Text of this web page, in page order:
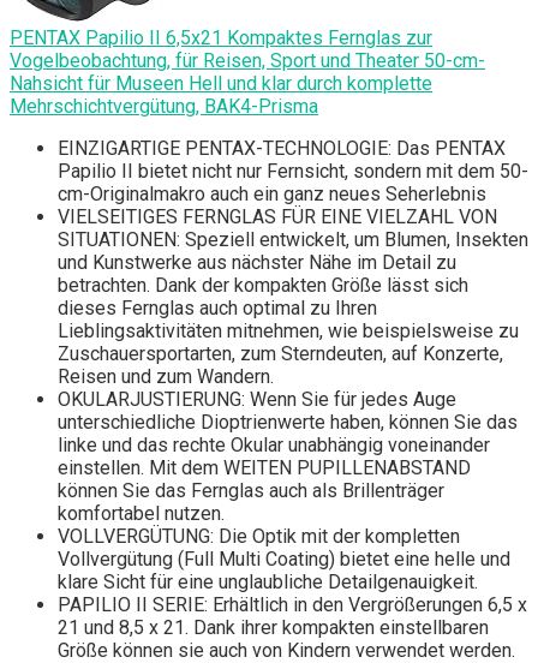
PENTAX Papilio II 6,5x21 Kompaktes Fernglas zur
Vogelbeobachtung, für Reisen, Sport und Theater 50-cm-
Nahsicht für Museen Hell und klar durch komplette
Mehrschichtvergütung, BAK4-Prisma
EINZIGARTIGE PENTAX-TECHNOLOGIE: Das PENTAX
Papilio II bietet nicht nur Fernsicht, sondern mit dem 50-
cm-Originalmakro auch ein ganz neues Seherlebnis
VIELSEITIGES FERNGLAS FÜR EINE VIELZAHL VON
SITUATIONEN: Speziell entwickelt, um Blumen, Insekten
und Kunstwerke aus nächster Nähe im Detail zu
betrachten. Dank der kompakten Größe lässt sich
dieses Fernglas auch optimal zu Ihren
Lieblingsaktivitäten mitnehmen, wie beispielsweise zu
Zuschauersportarten, zum Sterndeuten, auf Konzerte,
Reisen und zum Wandern.
OKULARJUSTIERUNG: Wenn Sie für jedes Auge
unterschiedliche Dioptrienwerte haben, können Sie das
linke und das rechte Okular unabhängig voneinander
einstellen. Mit dem WEITEN PUPILLENABSTAND
können Sie das Fernglas auch als Brillenträger
komfortabel nutzen.
VOLLVERGÜTUNG: Die Optik mit der kompletten
Vollvergütung (Full Multi Coating) bietet eine helle und
klare Sicht für eine unglaubliche Detailgenauigkeit.
PAPILIO II SERIE: Erhältlich in den Vergrößerungen 6,5 x
21 und 8,5 x 21. Dank ihrer kompakten einstellbaren
Größe können sie auch von Kindern verwendet werden.